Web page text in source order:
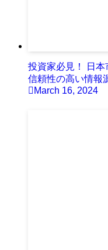
投資家必見！ 日本
信頼性の高い情報
March 16, 2024